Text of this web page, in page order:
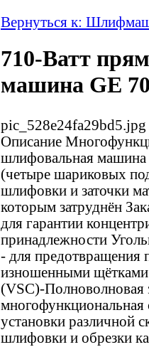
Вернуться к:
710-Ватт
машина GE
pic_528e24fa29bd5.jpg
Описание
шлифовальная
(четыре шариковых
шлифовки и заточки
которым затруднён
для гарантии
принадлежности
- для предотвращения
изношенными щётками
(VSC)-Полноволновая
многофункциональная
установки различной
шлифовки и обрезки